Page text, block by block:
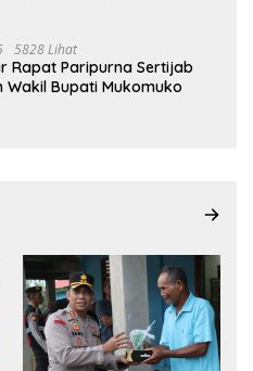
5828 Lihat
Rapat Paripurna Sertijab
Wakil Bupati Mukomuko